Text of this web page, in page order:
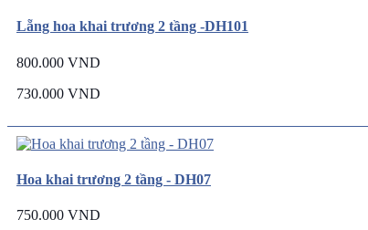
Lẵng hoa khai trương 2 tầng -DH101
800.000 VND
730.000 VND
Hoa khai trương 2 tầng - DH07
750.000 VND